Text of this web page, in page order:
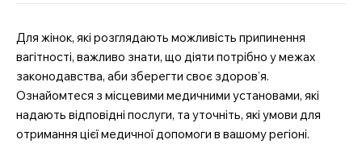
Для жінок, які розглядають можливість припинення
вагітності, важливо знати, що діяти потрібно у межах
законодавства, аби зберегти своє здоров’я.
Ознайомтеся з місцевими медичними установами, які
надають відповідні послуги, та уточніть, які умови для
отримання цієї медичної допомоги в вашому регіоні.